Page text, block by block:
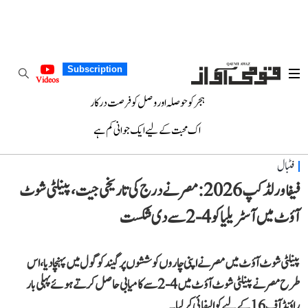
Subscription
Videos
ہجر کو حوصلہ اور وصل کو فرصت درکار
اک محبت کے لیے ایک جوانی کم ہے
فٹبال
فیفا ورلڈ کپ 2026: مصر نے درج کی تاریخی جیت، پینلٹی شوٹ
آؤٹ میں آسٹریلیا کو 4-2 سے دی شکست
پینلٹی شوٹ آؤٹ میں مصر نے اپنی چاروں کوششوں پر گیند کو گول میں پہنچا دیا، اس
طرح مصر نے پینلٹی شوٹ آؤٹ میں 4-2 سے کامیابی حاصل کرتے ہوئے پہلی بار